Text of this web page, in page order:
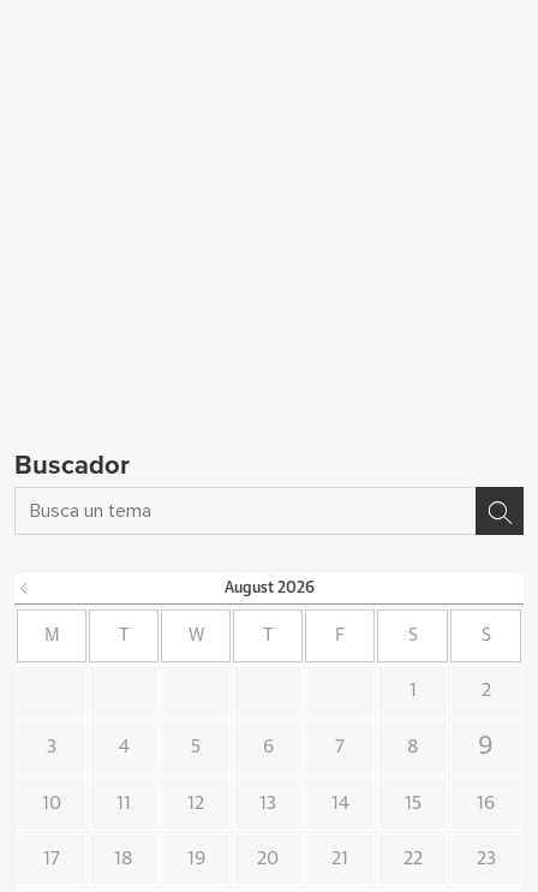
Buscador
August 2026
M W F S S
1 2
3 4 5 6 7 8 9
10 11 12 13 14 15 16
17 18 19 20 21 22 23